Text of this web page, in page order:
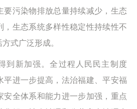
要污染物排放总量持续减少，生态
，生态系统多样性稳定性持续性不
式广泛形成。
新加强。全过程人民民主制度
平进一步提高，法治福建、平安福
安全体系和能力进一步加强，重点